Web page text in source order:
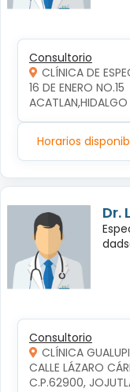
Consultorio
CLÍNICA DE
16 DE ENERO
ACATLAN,HIDALGO
Horarios
Dr.
Consultorio
CLÍNICA
CALLE LÁZARO
C.P.62900,